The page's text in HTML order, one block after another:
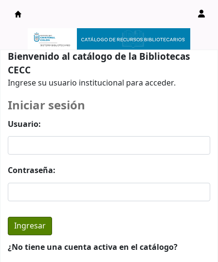
Catálogo en línea
Bienvenido al catálogo de la Bibliotecas
CECC
Ingrese su usuario institucional para acceder.
Iniciar sesión
Usuario:
Contraseña:
¿No tiene una cuenta activa en el catálogo?